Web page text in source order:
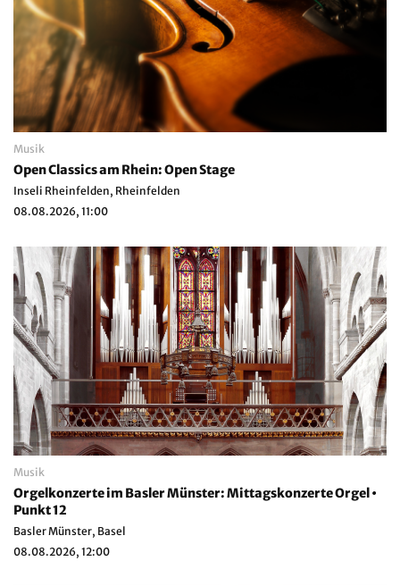
Musik
Open Classics am Rhein: Open Stage
Inseli Rheinfelden, Rheinfelden
08.08.2026, 11:00
Musik
Orgelkonzerte im Basler Münster: Mittagskonzerte Orgel •
Punkt 12
Basler Münster, Basel
08.08.2026, 12:00